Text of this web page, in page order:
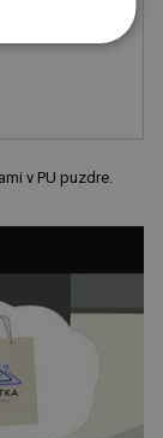
v PU puzdre.